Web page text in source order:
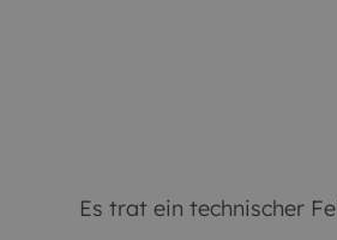
Es trat ein technischer